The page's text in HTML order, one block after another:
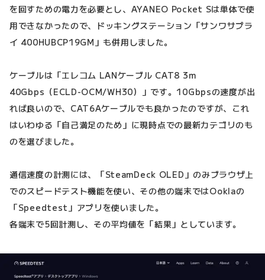
を回すための電力を必要とし、AYANEO Pocket Sは単体で使
用できなかったので、ドッキングステーション「サンワサプラ
イ 400HUBCP19GM」も併用しました。
ケーブルは「エレコム LANケーブル CAT8 3m
40Gbps（ECLD-OCM/WH30）」です。10Gbpsの速度が出
れば良いので、CAT6Aケーブルでも良かったのですが、これ
はいわゆる「自己満足のため」に現時点での最新カテゴリのも
のを選びました。
通信速度の計測には、「SteamDeck OLED」のみブラウザ上
でのスピードテスト機能を使い、その他の端末ではOoklaの
「Speedtest」アプリを使いました。
各端末で5回計測し、その平均値を「結果」としています。